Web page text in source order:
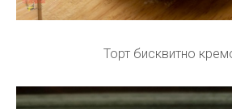
Торт бисквитно